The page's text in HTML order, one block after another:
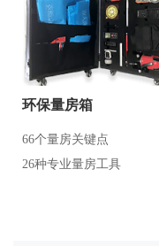
访客 13******787 已
访客 13******787 已预
访客 17******480 已预
访客 18******228 已预
访客 16******047 已
访客 13******595 已
访客 15******979 已
访客 13******615 已
环保量房箱
66个量房关键点
26种专业量房工具